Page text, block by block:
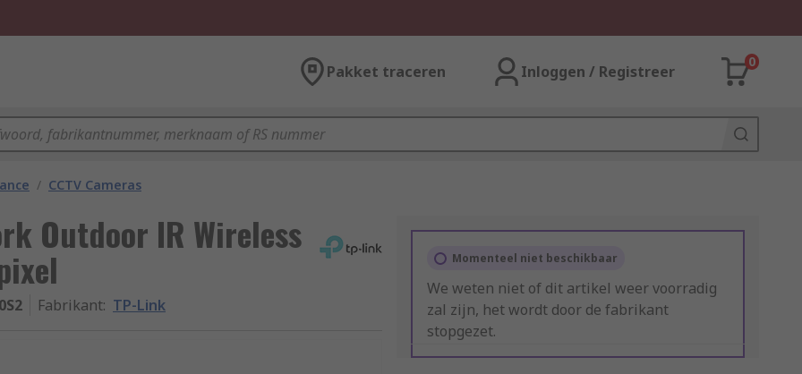
Pakket traceren Inloggen / Registreer
0
/ CCTV Cameras
Outdoor IR Wireless
Fabrikant: TP-Link
Momenteel niet beschikbaar
We weten niet of dit artikel weer voorradig
zal zijn, het wordt door de fabrikant
stopgezet.